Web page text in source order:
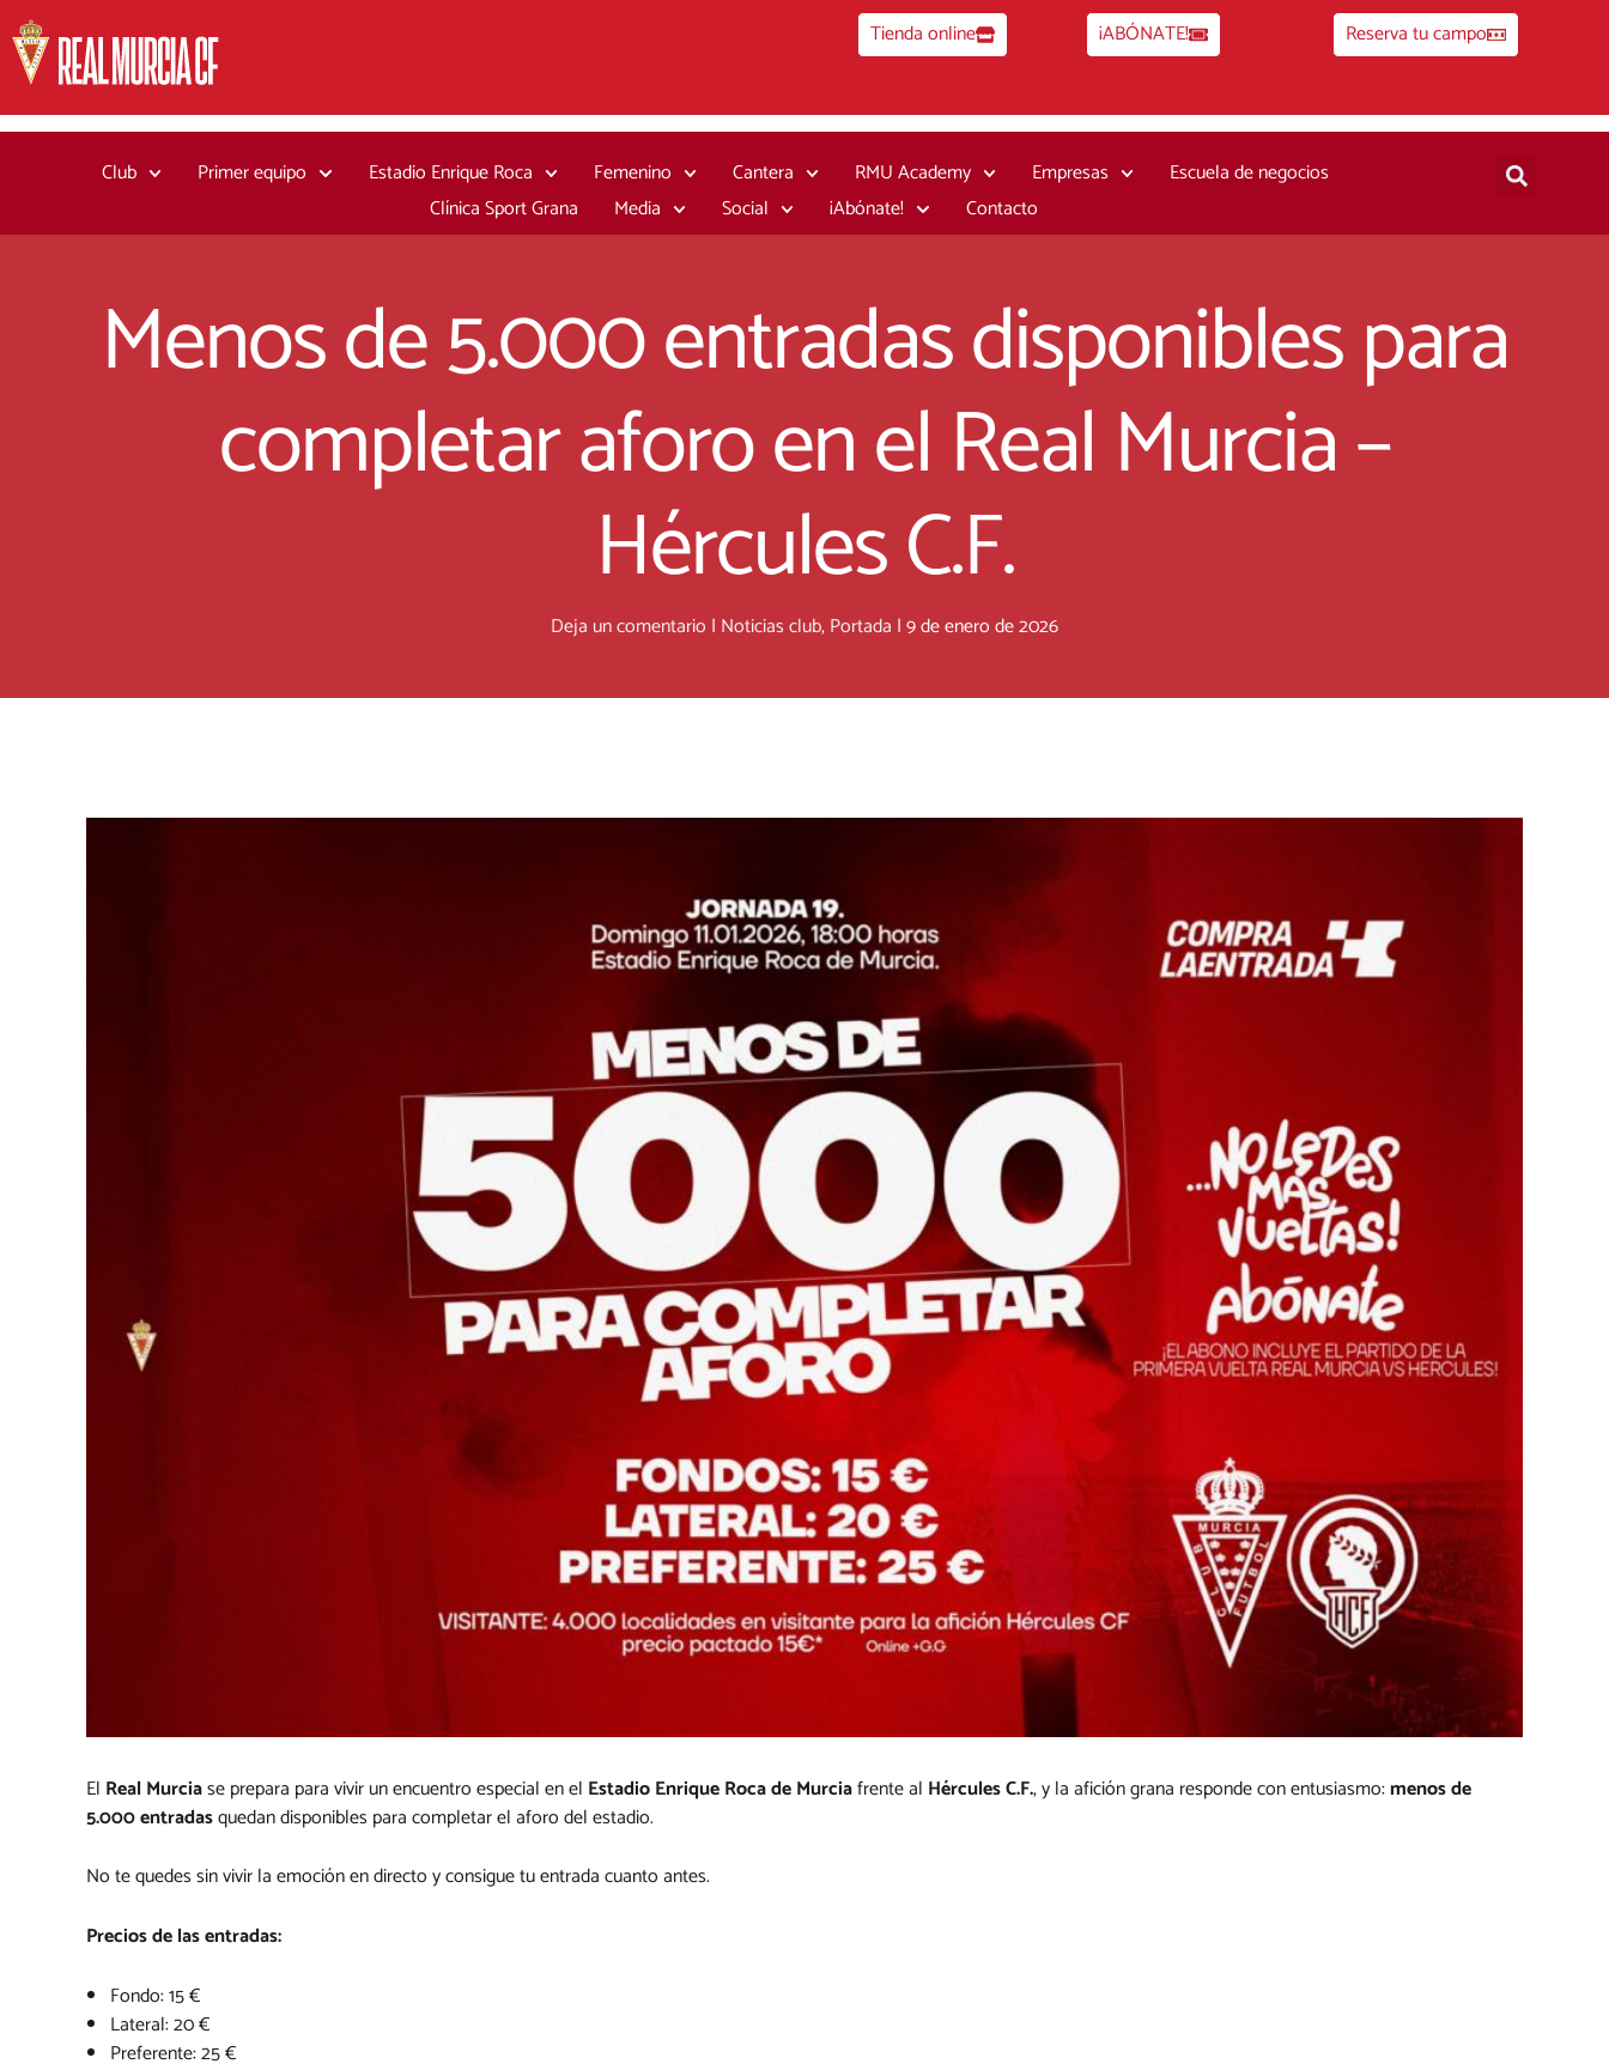
al
contenido
Tienda online ¡ABÓNATE! Reserva tu campo
Club Primer equipo Estadio Enrique Roca Femenino Cantera RMU Academy Empresas
Escuela de negocios
Clínica Sport Grana
Media Social ¡Abónate! Contacto
Menos de 5.000 entradas disponibles para
completar aforo en el Real Murcia –
Hércules C.F.
Deja un comentario | Noticias club,Portada |9 de enero de 2026
El Real Murciase prepara para vivir un encuentro especial en el Estadio Enrique Roca de Murciafrente al Hércules C.F., y la afición grana responde con entusiasmo:menos de
5.000 entradasquedan disponibles para completar el aforo del estadio.
No te quedes sin vivir la emoción en directo y consigue tu entrada cuanto antes.
Precios de las entradas:
Fondo: 15 €
Lateral: 20 €
Preferente: 25 €